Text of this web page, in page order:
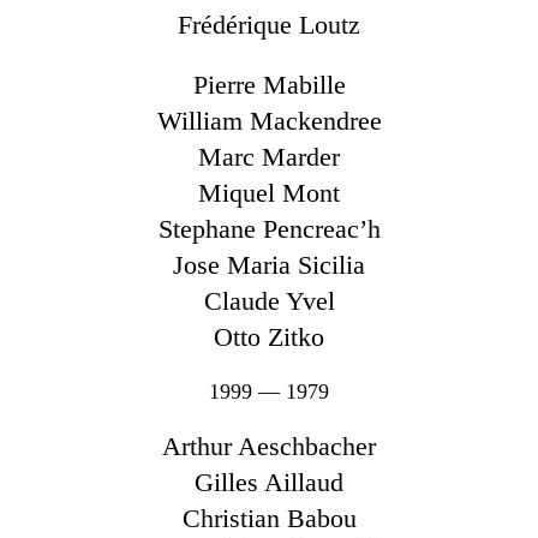
Frédérique Loutz
Pierre Mabille
William Mackendree
Marc Marder
Miquel Mont
Stephane Pencreac’h
Jose Maria Sicilia
Claude Yvel
Otto Zitko
1999 — 1979
Arthur Aeschbacher
Gilles Aillaud
Christian Babou